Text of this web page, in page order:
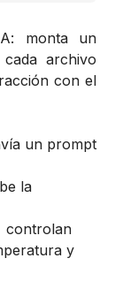
monta un
archivo
con el
un prompt
la
controlan
y